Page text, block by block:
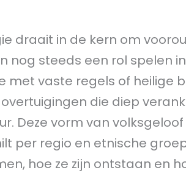
draait in de kern om
nog steeds een rol spelen
met vaste regels of heilige
die diep
Deze vorm van
per regio en etnische
hoe ze zijn ontstaan en